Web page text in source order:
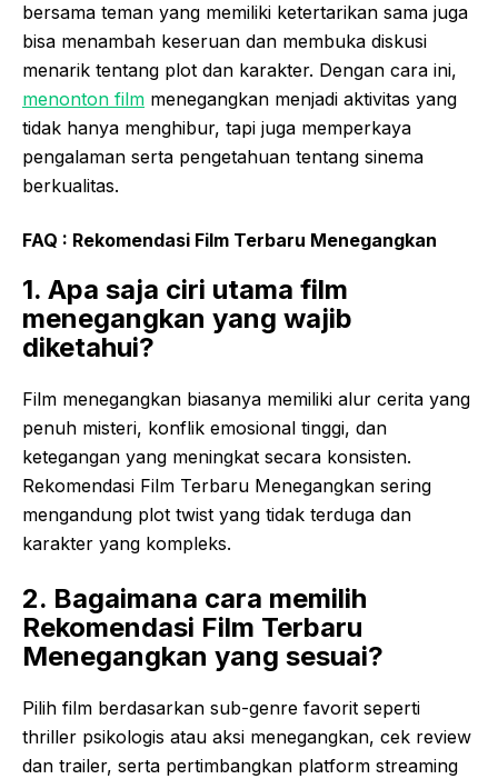
bersama teman yang memiliki ketertarikan sama juga
bisa menambah keseruan dan membuka diskusi
menarik tentang plot dan karakter. Dengan cara ini,
menonton film menegangkan menjadi aktivitas yang
tidak hanya menghibur, tapi juga memperkaya
pengalaman serta pengetahuan tentang sinema
berkualitas.
FAQ : Rekomendasi Film Terbaru Menegangkan
1. Apa saja ciri utama film
menegangkan yang wajib
diketahui?
Film menegangkan biasanya memiliki alur cerita yang
penuh misteri, konflik emosional tinggi, dan
ketegangan yang meningkat secara konsisten.
Rekomendasi Film Terbaru Menegangkan sering
mengandung plot twist yang tidak terduga dan
karakter yang kompleks.
2. Bagaimana cara memilih
Rekomendasi Film Terbaru
Menegangkan yang sesuai?
Pilih film berdasarkan sub-genre favorit seperti
thriller psikologis atau aksi menegangkan, cek review
dan trailer, serta pertimbangkan platform streaming